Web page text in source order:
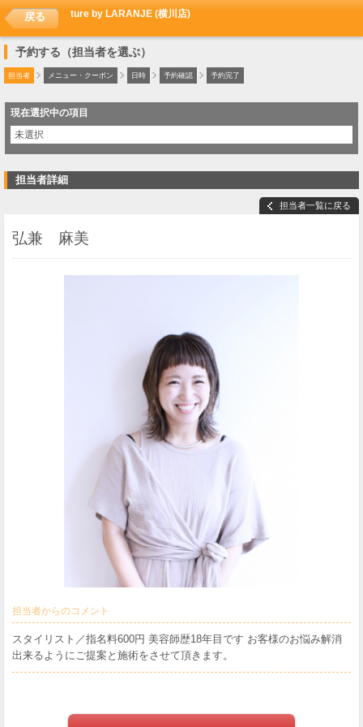
戻る ture by LARANJE (横川店)
予約する（担当者を選ぶ）
担当者 メニュー・クーポン 日時 予約確認 予約完了
現在選択中の項目
未選択
担当者詳細
担当者一覧に戻る
弘兼 麻美
担当者からのコメント
スタイリスト／指名料600円 美容師歴18年目です お客様のお悩み解消
出来るようにご提案と施術をさせて頂きます。